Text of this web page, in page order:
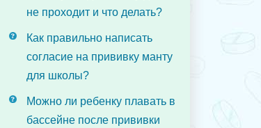
не проходит и что делать?
Как правильно написать
согласие на прививку манту
для школы?
Можно ли ребенку плавать в
бассейне после прививки